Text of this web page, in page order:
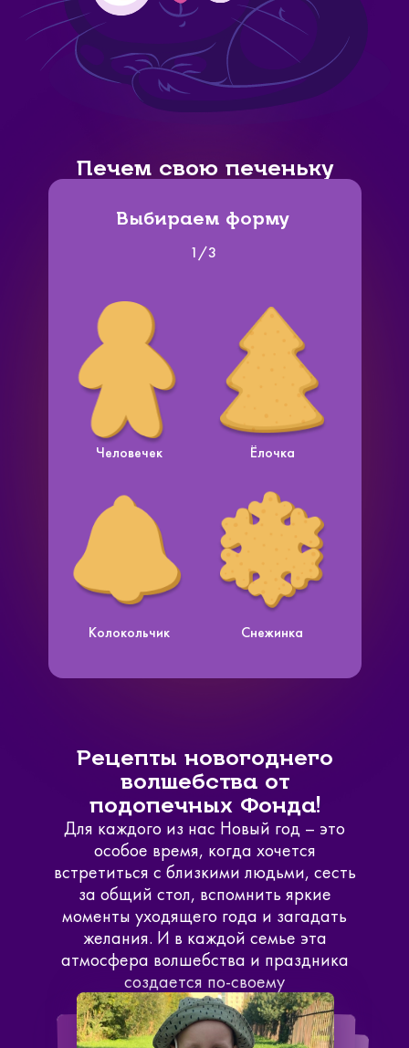
Печем свою печеньку
Выбираем форму
1 /3
Человечек Ёлочка
Колокольчик Снежинка
Рецепты новогоднего
волшебства от
подопечных Фонда!
Для каждого из нас Новый год – это
особое время, когда хочется
встретиться с близкими людьми, сесть
за общий стол, вспомнить яркие
моменты уходящего года и загадать
желания. И в каждой семье эта
атмосфера волшебства и праздника
создается по-своему
Спасибо!
Создать аккаунт
Войти
Связаться с
нами
Сделать пожертвование